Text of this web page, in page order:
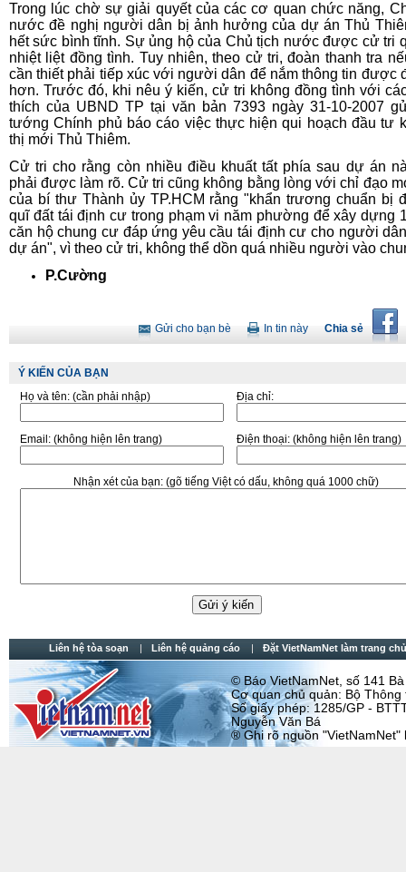
Trong lúc chờ sự giải quyết của các cơ quan chức năng,
nước đề nghị người dân bị ảnh hưởng của dự án Thủ
hết sức bình tĩnh. Sự ủng hộ của Chủ tịch nước được cử tri
nhiệt liệt đồng tình. Tuy nhiên, theo cử tri, đoàn thanh tra
cần thiết phải tiếp xúc với người dân để nắm thông tin được
hơn. Trước đó, khi nêu ý kiến, cử tri không đồng tình với
thích của UBND TP tại văn bản 7393 ngày 31-10-2007
tướng Chính phủ báo cáo việc thực hiện qui hoạch đầu tư
thị mới Thủ Thiêm.
Cử tri cho rằng còn nhiều điều khuất tất phía sau dự án
phải được làm rõ. Cử tri cũng không bằng lòng với chỉ đạo
của bí thư Thành ủy TP.HCM rằng "khẩn trương chuẩn bị
quĩ đất tái định cư trong phạm vi năm phường để xây dựng
căn hộ chung cư đáp ứng yêu cầu tái định cư cho người
dự án", vì theo cử tri, không thể dồn quá nhiều người vào
P.Cường
Chia sẻ
In tin này
Gửi cho bạn bè
Ý KIẾN CỦA BẠN
Họ và tên: (cần phải nhập) Địa chỉ:
Email: (không hiện lên trang) Điện thoại: (không hiện lên trang)
Nhận xét của bạn:(gõ tiếng Việt có dấu, không quá 1000 chữ)
Liên hệ tòa soạn Liên hệ quảng cáo Đặt VietNamNet làm trang chủ
© Báo VietNamNet, số 141
Cơ quan chủ quản: Bộ Thông
Số giấy phép: 1285/GP -
Nguyễn Văn Bá
® Ghi rõ nguồn "VietNamNet"